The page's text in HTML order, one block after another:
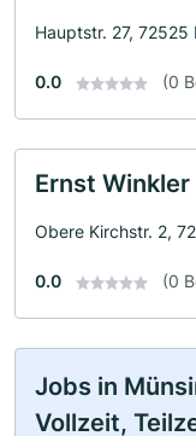
Hauptstr. 27, 72525
0.0 (0
Ernst
Obere Kirchstr. 2,
0.0 (0
Jobs in
Vollzeit,